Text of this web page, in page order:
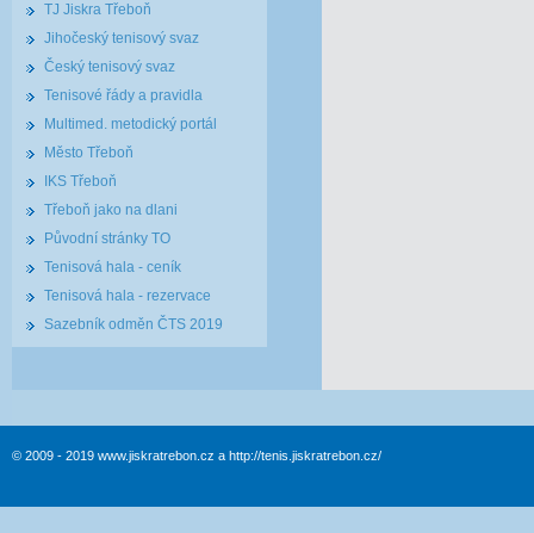
TJ Jiskra Třeboň
Jihočeský tenisový svaz
Český tenisový svaz
Tenisové řády a pravidla
Multimed. metodický portál
Město Třeboň
IKS Třeboň
Třeboň jako na dlani
Původní stránky TO
Tenisová hala - ceník
Tenisová hala - rezervace
Sazebník odměn ČTS 2019
© 2009 - 2019 www.jiskratrebon.cz a http://tenis.jiskratrebon.cz/